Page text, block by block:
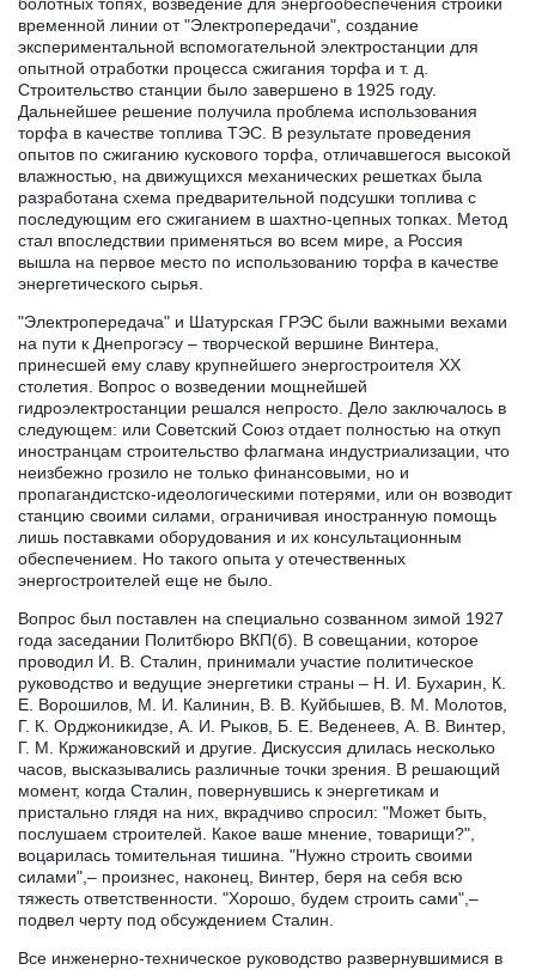
временной линии от "Электропередачи", создание
экспериментальной вспомогательной электростанции для
опытной отработки процесса сжигания торфа и т. д.
Строительство станции было завершено в 1925 году.
Дальнейшее решение получила проблема использования
торфа в качестве топлива ТЭС. В результате проведения
опытов по сжиганию кускового торфа, отличавшегося высокой
влажностью, на движущихся механических решетках была
разработана схема предварительной подсушки топлива с
последующим его сжиганием в шахтно-цепных топках. Метод
стал впоследствии применяться во всем мире, а Россия
вышла на первое место по использованию торфа в качестве
энергетического сырья.
"Электропередача" и Шатурская ГРЭС были важными вехами
на пути к Днепрогэсу – творческой вершине Винтера,
принесшей ему славу крупнейшего энергостроителя XX
столетия. Вопрос о возведении мощнейшей
гидроэлектростанции решался непросто. Дело заключалось в
следующем: или Советский Союз отдает полностью на откуп
иностранцам строительство флагмана индустриализации, что
неизбежно грозило не только финансовыми, но и
пропагандистско-идеологическими потерями, или он возводит
станцию своими силами, ограничивая иностранную помощь
лишь поставками оборудования и их консультационным
обеспечением. Но такого опыта у отечественных
энергостроителей еще не было.
Вопрос был поставлен на специально созванном зимой 1927
года заседании Политбюро ВКП(б). В совещании, которое
проводил И. В. Сталин, принимали участие политическое
руководство и ведущие энергетики страны – Н. И. Бухарин, К.
Е. Ворошилов, М. И. Калинин, В. В. Куйбышев, В. М. Молотов,
Г. К. Орджоникидзе, А. И. Рыков, Б. Е. Веденеев, А. В. Винтер,
Г. М. Кржижановский и другие. Дискуссия длилась несколько
часов, высказывались различные точки зрения. В решающий
момент, когда Сталин, повернувшись к энергетикам и
пристально глядя на них, вкрадчиво спросил: "Может быть,
послушаем строителей. Какое ваше мнение, товарищи?",
воцарилась томительная тишина. "Нужно строить своими
силами",– произнес, наконец, Винтер, беря на себя всю
тяжесть ответственности. "Хорошо, будем строить сами",–
подвел черту под обсуждением Сталин.
Все инженерно-техническое руководство развернувшимися в